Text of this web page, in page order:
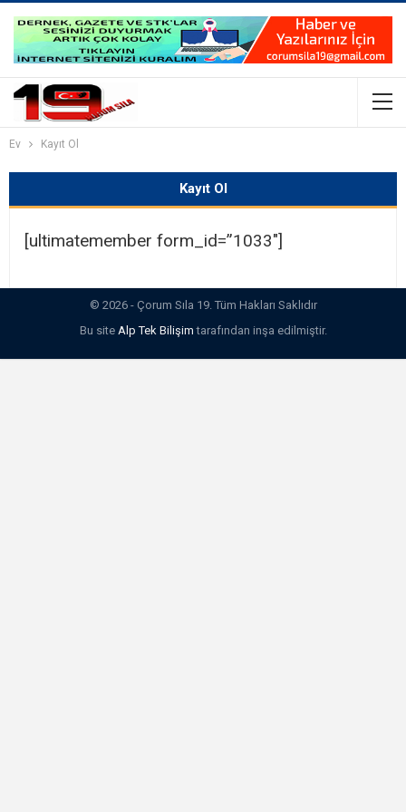
Ev Kayıt Ol
Kayıt Ol
[ultimatemember form_id=”1033″]
© 2026 - Çorum Sıla 19. Tüm Hakları Saklıdır
Bu site Alp Tek Bilişim tarafından inşa edilmiştir.